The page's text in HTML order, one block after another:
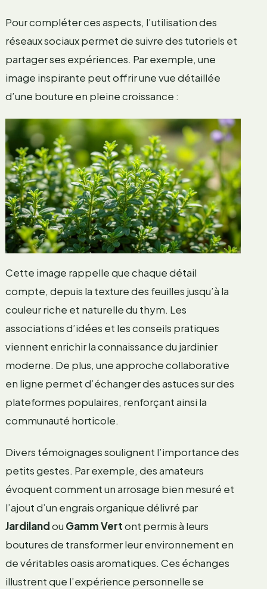
Pour compléter ces aspects, l’utilisation des
réseaux sociaux permet de suivre des tutoriels et
partager ses expériences. Par exemple, une
image inspirante peut offrir une vue détaillée
d’une bouture en pleine croissance :
Cette image rappelle que chaque détail
compte, depuis la texture des feuilles jusqu’à la
couleur riche et naturelle du thym. Les
associations d’idées et les conseils pratiques
viennent enrichir la connaissance du jardinier
moderne. De plus, une approche collaborative
en ligne permet d’échanger des astuces sur des
plateformes populaires, renforçant ainsi la
communauté horticole.
Divers témoignages soulignent l’importance des
petits gestes. Par exemple, des amateurs
évoquent comment un arrosage bien mesuré et
l’ajout d’un engrais organique délivré par
Jardilandou Gamm Vertont permis à leurs
boutures de transformer leur environnement en
de véritables oasis aromatiques. Ces échanges
illustrent que l’expérience personnelle se